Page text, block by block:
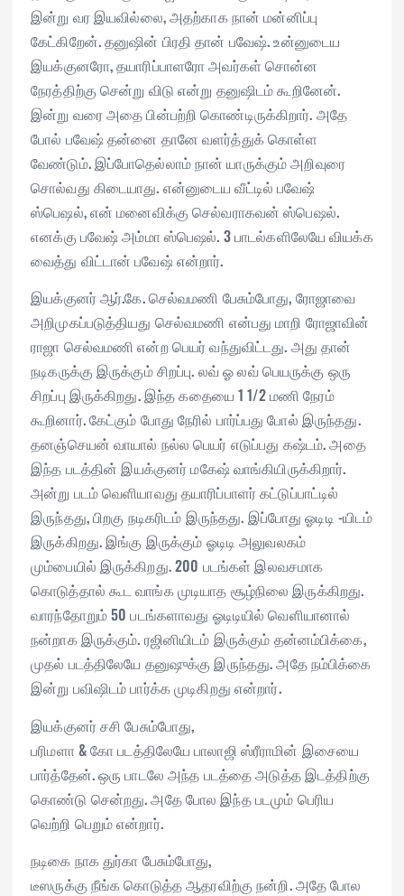
இன்று வர இயவில்லை, அதற்காக நான் மன்னிப்பு
கேட்கிறேன். தனுஷின் பிரதி தான் பவேஷ். உன்னுடைய
இயக்குனரோ, தயாரிப்பாளரோ அவர்கள் சொன்ன
நேரத்திற்கு சென்று விடு என்று தனுஷிடம் கூறினேன்.
இன்று வரை அதை பின்பற்றி கொண்டிருக்கிறார். அதே
போல் பவேஷ் தன்னை தானே வளர்த்துக் கொள்ள
வேண்டும். இப்போதெல்லாம் நான் யாருக்கும் அறிவுரை
சொல்வது கிடையாது. என்னுடைய வீட்டில் பவேஷ்
ஸ்பெஷல், என் மனைவிக்கு செல்வராகவன் ஸ்பெஷல்.
எனக்கு பவேஷ் அம்மா ஸ்பெஷல். 3 பாடல்களிலேயே வியக்க
வைத்து விட்டான் பவேஷ் என்றார்.
இயக்குனர் ஆர்.கே. செல்வமணி பேசும்போது, ரோஜாவை
அறிமுகப்படுத்தியது செல்வமணி என்பது மாறி ரோஜாவின்
ராஜா செல்வமணி என்ற பெயர் வந்துவிட்டது. அது தான்
நடிகருக்கு இருக்கும் சிறப்பு. லவ் ஓ லவ் பெயருக்கு ஒரு
சிறப்பு இருக்கிறது. இந்த கதையை 1 1/2 மணி நேரம்
கூறினார். கேட்கும் போது நேரில் பார்ப்பது போல் இருந்தது.
தனஞ்செயன் வாயால் நல்ல பெயர் எடுப்பது கஷ்டம். அதை
இந்த படத்தின் இயக்குனர் மகேஷ் வாங்கியிருக்கிறார்.
அன்று படம் வெளியாவது தயாரிப்பாளர் கட்டுப்பாட்டில்
இருந்தது, பிறகு நடிகரிடம் இருந்தது. இப்போது ஓடிடி -யிடம்
இருக்கிறது. இங்கு இருக்கும் ஓடிடி அலுவலகம்
மும்பையில் இருக்கிறது. 200 படங்கள் இலவசமாக
கொடுத்தால் கூட வாங்க முடியாத சூழ்நிலை இருக்கிறது.
வாரந்தோறும் 50 படங்களாவது ஓடிடியில் வெளியானால்
நன்றாக இருக்கும். ரஜினியிடம் இருக்கும் தன்னம்பிக்கை,
முதல் படத்திலேயே தனுஷுக்கு இருந்தது. அதே நம்பிக்கை
இன்று பவிஷிடம் பார்க்க முடிகிறது என்றார்.
இயக்குனர் சசி பேசும்போது,
பரிமளா & கோ படத்திலேயே பாலாஜி ஸ்ரீராமின் இசையை
பார்த்தேன். ஒரு பாடலே அந்த படத்தை அடுத்த இடத்திற்கு
கொண்டு சென்றது. அதே போல இந்த படமும் பெரிய
வெற்றி பெறும் என்றார்.
நடிகை நாக துர்கா பேசும்போது,
டீஸருக்கு நீங்க கொடுத்த ஆதரவிற்கு நன்றி. அதே போல